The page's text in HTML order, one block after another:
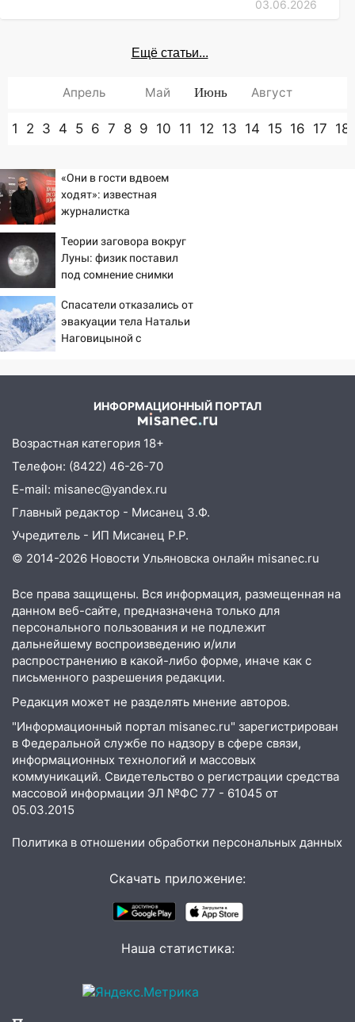
03.06.2026
Ещё статьи...
Апрель Май Июнь Август
1 2 3 4 5 6 7 8 9 10 11 12 13 14 15 16 17 18
«Они в гости вдвоем
ходят»: известная
журналистка
Бондарчука и Исаковой
Теории заговора вокруг
Луны: физик поставил
под сомнение снимки
Спасатели отказались от
эвакуации тела Натальи
Наговицыной с
ИНФОРМАЦИОННЫЙ ПОРТАЛ
Возрастная категория 18+
Телефон: (8422) 46-26-70
E-mail: misanec@yandex.ru
Главный редактор - Мисанец З.Ф.
Учредитель - ИП Мисанец Р.Р.
© 2014-2026 Новости Ульяновска онлайн misanec.ru
Все права защищены. Вся информация, размещенная на
данном веб-сайте, предназначена только для
персонального пользования и не подлежит
дальнейшему воспроизведению и/или
распространению в какой-либо форме, иначе как с
письменного разрешения редакции.
Редакция может не разделять мнение авторов.
"Информационный портал misanec.ru" зарегистрирован
в Федеральной службе по надзору в сфере связи,
информационных технологий и массовых
коммуникаций. Свидетельство о регистрации средства
массовой информации ЭЛ №ФС 77 - 61045 от
05.03.2015
Политика в отношении обработки персональных данных
Скачать приложение:
Наша статистика: